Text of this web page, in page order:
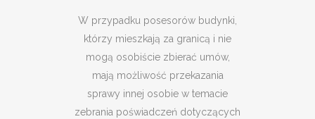
W przypadku posesorów budynki,
którzy mieszkają za granicą i nie
mogą osobiście zbierać umów,
mają możliwość przekazania
sprawy innej osobie w temacie
zebrania poświadczeń dotyczących